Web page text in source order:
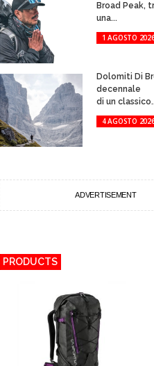
Broad Peak,
una...
1 AGOSTO
Dolomiti Di
decennale
di un
4 AGOSTO
ADVERTISEMENT
PRODUCTS